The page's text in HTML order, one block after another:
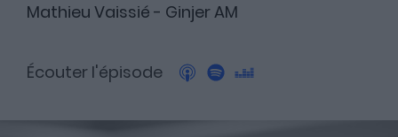
Nous contacter
Mathieu Vaissié - Ginjer AM
Écouter l'épisode